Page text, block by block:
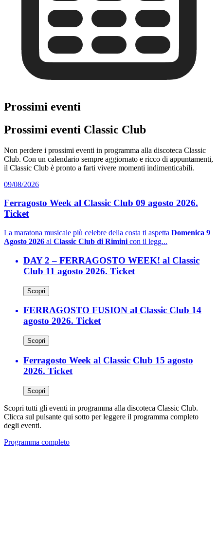
Prossimi eventi
Prossimi eventi Classic Club
Non perdere i prossimi eventi in programma alla discoteca Classic
Club. Con un calendario sempre aggiornato e ricco di appuntamenti,
il Classic Club è pronto a farti vivere momenti indimenticabili.
09/08/2026
Ferragosto Week al Classic Club 09 agosto 2026.
Ticket
La maratona musicale più celebre della costa ti aspetta Domenica 9
Agosto 2026 al Classic Club di Rimini con il legg...
DAY 2 – FERRAGOSTO WEEK! al Classic
Club 11 agosto 2026. Ticket
Scopri
FERRAGOSTO FUSION al Classic Club 14
agosto 2026. Ticket
Scopri
Ferragosto Week al Classic Club 15 agosto
2026. Ticket
Scopri
Scopri tutti gli eventi in programma alla discoteca Classic Club.
Clicca sul pulsante qui sotto per leggere il programma completo
degli eventi.
Programma completo